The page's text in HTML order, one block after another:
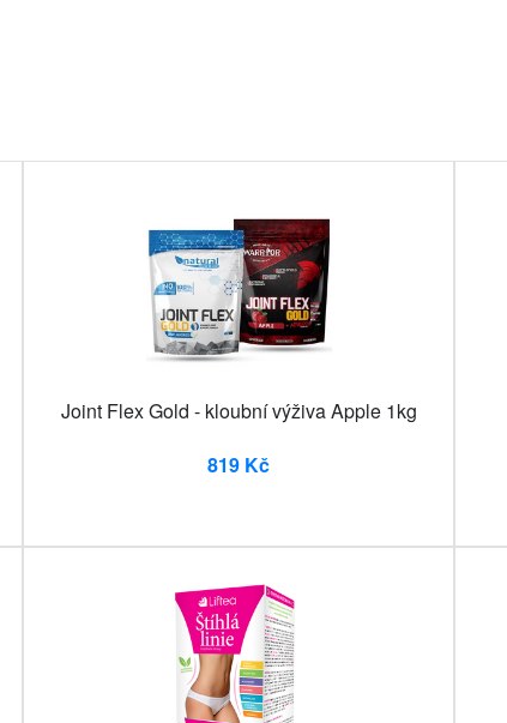
Joint Flex Gold - kloubní výživa Apple 1kg
819 Kč